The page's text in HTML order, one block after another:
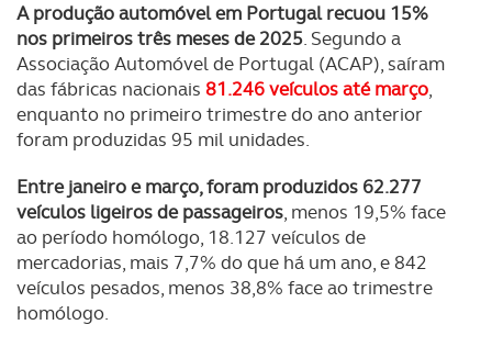
A produção automóvel em Portugal recuou 15%
nos primeiros três meses de 2025. Segundo a
Associação Automóvel de Portugal (ACAP), saíram
das fábricas nacionais 81.246 veículos até março,
enquanto no primeiro trimestre do ano anterior
foram produzidas 95 mil unidades.
Entre janeiro e março, foram produzidos 62.277
veículos ligeiros de passageiros, menos 19,5% face
ao período homólogo, 18.127 veículos de
mercadorias, mais 7,7% do que há um ano, e 842
veículos pesados, menos 38,8% face ao trimestre
homólogo.